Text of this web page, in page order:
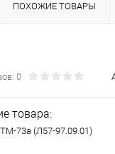
ПОХОЖИЕ ТОВАРЫ
0
товара:
73а (Л57-97.09.01)